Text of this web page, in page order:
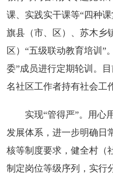
课、实践实干课等“四种
旗县（市、区）、苏木乡
区）“五级联动教育培训”
委”成员进行定期轮训。
名社区工作者持有社会工
实现“管得严”。用心
发展体系，进一步明确日
核等制度要求，健全村（
制定岗位等级序列，实行